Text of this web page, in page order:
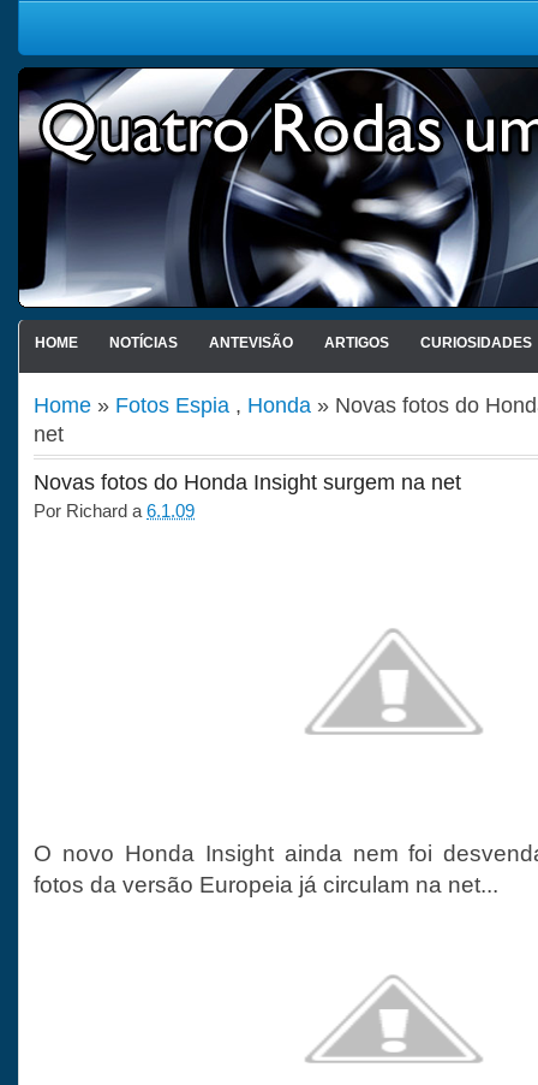
HOME NOTÍCIAS ANTEVISÃO ARTIGOS CURIOSIDADES
Home » Fotos Espia , Honda » Novas fotos do
net
Novas fotos do Honda Insight surgem na net
Por Richard a 6.1.09
O novo Honda Insight ainda nem foi
fotos da versão Europeia já circulam na net...